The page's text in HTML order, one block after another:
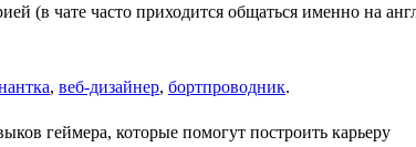
(в чате часто приходится общаться именно на
, веб-дизайнер, бортпроводник.